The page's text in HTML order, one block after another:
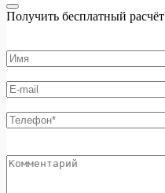
Получить бесплатный расчёт